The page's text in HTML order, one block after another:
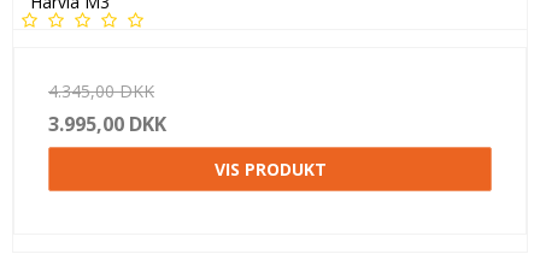
4.345,00 DKK
3.995,00 DKK
VIS PRODUKT